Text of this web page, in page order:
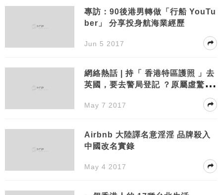
專訪：90後港男轉做「行船 YouTu
ber」 分享投身航海業經歷
Jun 5 2017
網絡熱話 | 持「 香港特區護照 」去
英國，要去警局登記 ？原屬虛驚一
May 7 2017
Airbnb 大陸譯名意淫淫 品牌殺入
中國改名實錄
May 4 2017